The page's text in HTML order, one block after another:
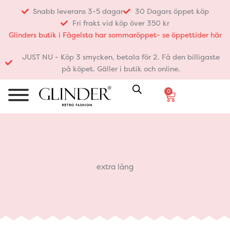
innehåll
Snabb leverans 3-5 dagar
30 Dagars öppet köp
Fri frakt vid köp över 350 kr
Glinders butik i Fågelsta har sommaröppet- se öppettider här
JUST NU - Köp 3 smycken, betala för 2. Få den billigaste
på köpet. Gäller i butik och online.
0
Varukorg
extra lång